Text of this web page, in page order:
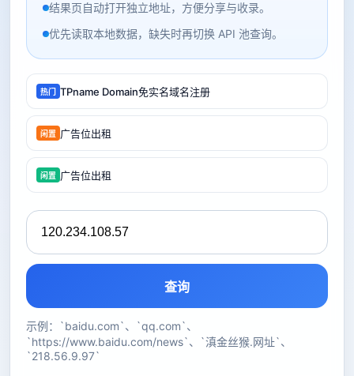
结果页自动打开独立地址，方便分享与收录。
优先读取本地数据，缺失时再切换 API 池查询。
热门 TPname Domain免实名域名注册
闲置 广告位出租
闲置 广告位出租
查询
示例：`baidu.com`、`qq.com`、
`https://www.baidu.com/news`、`滇金丝猴.网址`、
`218.56.9.97`